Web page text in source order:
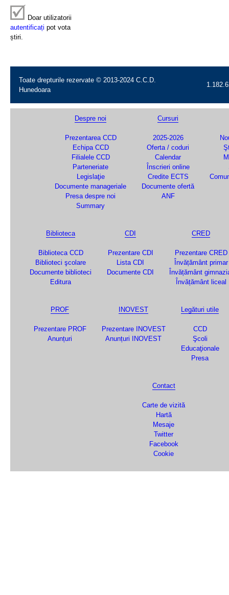
Doar utilizatorii
autentificați pot vota
știri.
Toate drepturile rezervate © 2013-2024 C.C.D.
Hunedoara
Despre noi
Prezentarea CCD
Echipa CCD
Filialele CCD
Parteneriate
Legislaţie
Documente manageriale
Presa despre noi
Summary
Cursuri
2025-2026
Oferta / coduri
Calendar
Înscrieri online
Credite ECTS
Documente ofertă
ANF
Biblioteca
Biblioteca CCD
Biblioteci şcolare
Documente biblioteci
Editura
CDI
Prezentare CDI
Lista CDI
Documente CDI
CRED
Prezentare CRED
Învățământ primar
Învățământ
Învățământ liceal
PROF
Prezentare PROF
Anunțuri
INOVEST
Prezentare INOVEST
Anunțuri INOVEST
Legături utile
CCD
Şcoli
Educaţionale
Presa
Contact
Carte de vizită
Hartă
Mesaje
Twitter
Facebook
Cookie